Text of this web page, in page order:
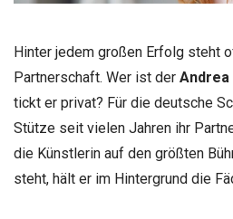
Hinter jedem großen Erfolg steht
Partnerschaft. Wer ist der Andrea
tickt er privat? Für die deutsche
Stütze seit vielen Jahren ihr
die Künstlerin auf den größten
steht, hält er im Hintergrund die